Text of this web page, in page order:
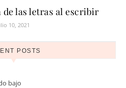
las letras al escribir
10, 2021
POSTS
bajo